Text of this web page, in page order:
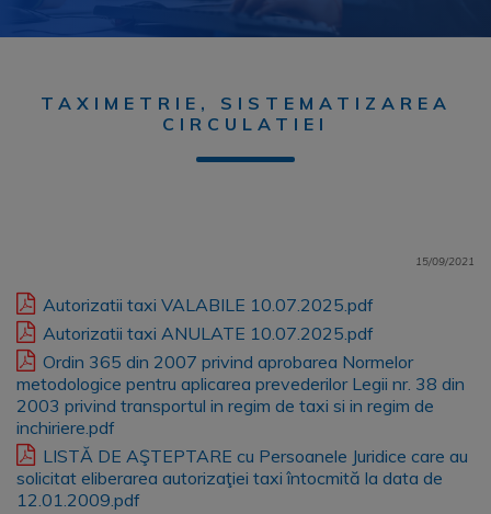
TAXIMETRIE, SISTEMATIZAREA
CIRCULATIEI
15/09/2021
Autorizatii taxi VALABILE 10.07.2025.pdf
Autorizatii taxi ANULATE 10.07.2025.pdf
Ordin 365 din 2007 privind aprobarea Normelor
metodologice pentru aplicarea prevederilor Legii nr. 38 din
2003 privind transportul in regim de taxi si in regim de
inchiriere.pdf
LISTĂ DE AŞTEPTARE cu Persoanele Juridice care au
solicitat eliberarea autorizaţiei taxi întocmită la data de
12.01.2009.pdf